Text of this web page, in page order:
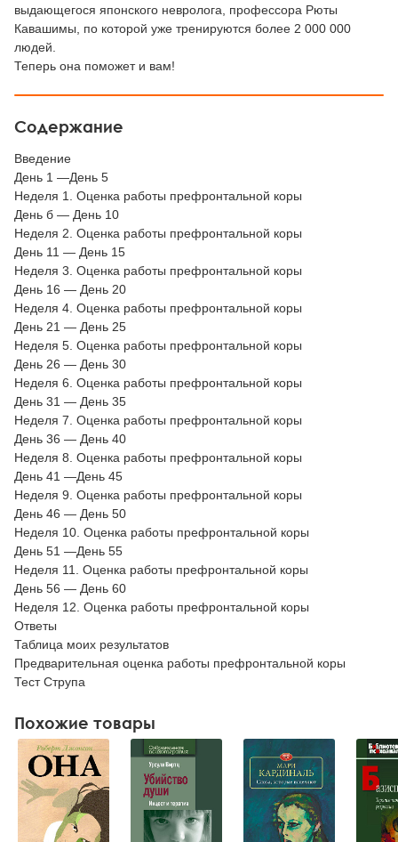
выдающегося японского невролога, профессора Рюты
Кавашимы, по которой уже тренируются более 2 000 000
людей.
Теперь она поможет и вам!
Содержание
Введение
День 1 —День 5
Неделя 1. Оценка работы префронтальной коры
День б — День 10
Неделя 2. Оценка работы префронтальной коры
День 11 — День 15
Неделя 3. Оценка работы префронтальной коры
День 16 — День 20
Неделя 4. Оценка работы префронтальной коры
День 21 — День 25
Неделя 5. Оценка работы префронтальной коры
День 26 — День 30
Неделя 6. Оценка работы префронтальной коры
День 31 — День 35
Неделя 7. Оценка работы префронтальной коры
День 36 — День 40
Неделя 8. Оценка работы префронтальной коры
День 41 —День 45
Неделя 9. Оценка работы префронтальной коры
День 46 — День 50
Неделя 10. Оценка работы префронтальной коры
День 51 —День 55
Неделя 11. Оценка работы префронтальной коры
День 56 — День 60
Неделя 12. Оценка работы префронтальной коры
Ответы
Таблица моих результатов
Предварительная оценка работы префронтальной коры
Тест Струпа
Похожие товары